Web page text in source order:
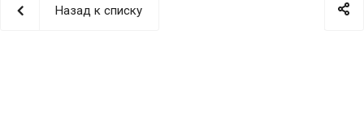
Назад к списку